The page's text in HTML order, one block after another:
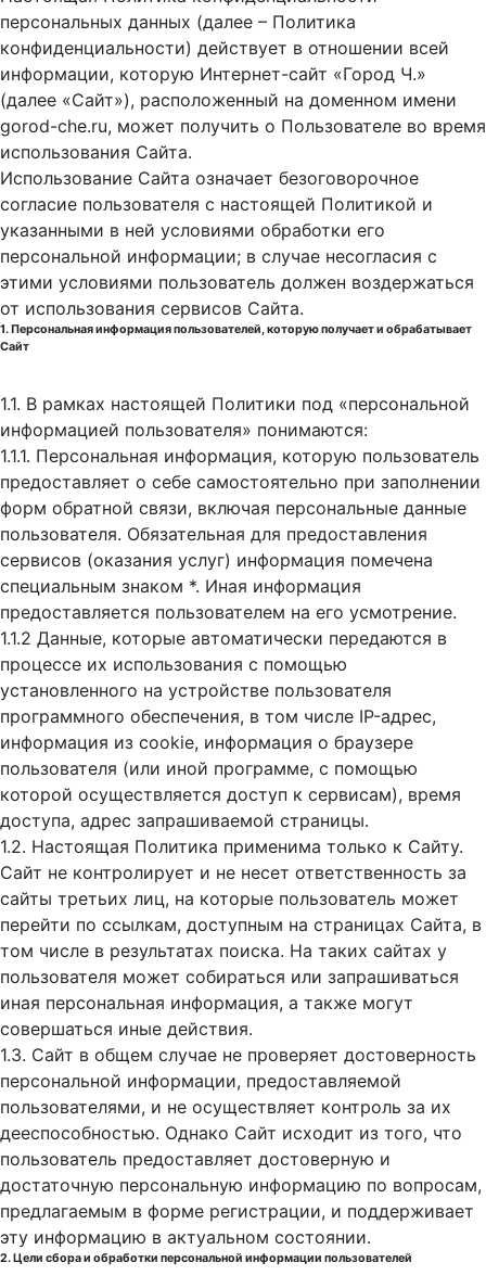
персональных данных (далее – Политика
конфиденциальности) действует в отношении всей
информации, которую Интернет-сайт «Город Ч.»
(далее «Сайт»), расположенный на доменном имени
gorod-che.ru, может получить о Пользователе во время
использования Cайта.
Использование Сайта означает безоговорочное
согласие пользователя с настоящей Политикой и
указанными в ней условиями обработки его
персональной информации; в случае несогласия с
этими условиями пользователь должен воздержаться
от использования сервисов Сайта.
1. Персональная информация пользователей, которую получает и обрабатывает
Сайт
1.1. В рамках настоящей Политики под «персональной
информацией пользователя» понимаются:
1.1.1. Персональная информация, которую пользователь
предоставляет о себе самостоятельно при заполнении
форм обратной связи, включая персональные данные
пользователя. Обязательная для предоставления
сервисов (оказания услуг) информация помечена
специальным знаком *. Иная информация
предоставляется пользователем на его усмотрение.
1.1.2 Данные, которые автоматически передаются в
процессе их использования с помощью
установленного на устройстве пользователя
программного обеспечения, в том числе IP-адрес,
информация из cookie, информация о браузере
пользователя (или иной программе, с помощью
которой осуществляется доступ к cервисам), время
доступа, адрес запрашиваемой страницы.
1.2. Настоящая Политика применима только к Сайту.
Сайт не контролирует и не несет ответственность за
сайты третьих лиц, на которые пользователь может
перейти по ссылкам, доступным на страницах Сайта, в
том числе в результатах поиска. На таких сайтах у
пользователя может собираться или запрашиваться
иная персональная информация, а также могут
совершаться иные действия.
1.3. Сайт в общем случае не проверяет достоверность
персональной информации, предоставляемой
пользователями, и не осуществляет контроль за их
дееспособностью. Однако Сайт исходит из того, что
пользователь предоставляет достоверную и
достаточную персональную информацию по вопросам,
предлагаемым в форме регистрации, и поддерживает
эту информацию в актуальном состоянии.
2. Цели сбора и обработки персональной информации пользователей